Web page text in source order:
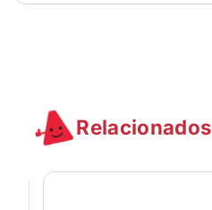
Relacionados